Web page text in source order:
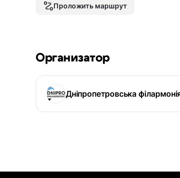
Проложить маршрут
Организатор
Дніпропетровська